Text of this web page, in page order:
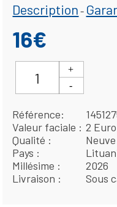
Description -
16€
Référence
Valeur faciale
2 Euro
Qualité
Neuve
Pays
Millésime
2026
Livraison
Sous